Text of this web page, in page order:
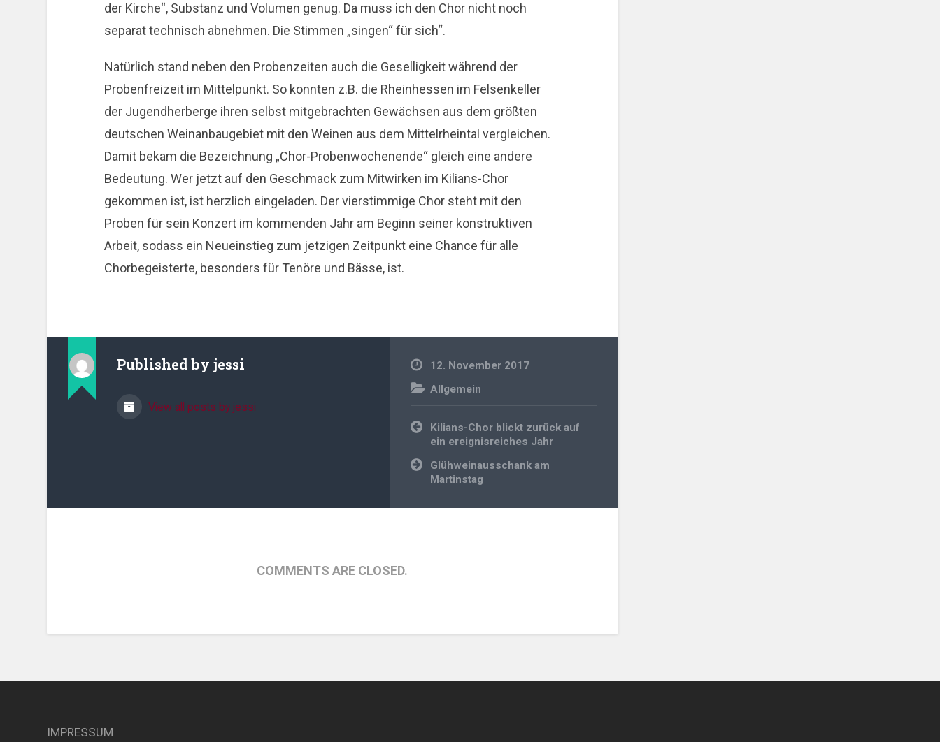
der Kirche“, Substanz und Volumen genug. Da muss ich den Chor nicht noch
separat technisch abnehmen. Die Stimmen „singen“ für sich“.
Natürlich stand neben den Probenzeiten auch die Geselligkeit während der
Probenfreizeit im Mittelpunkt. So konnten z.B. die Rheinhessen im Felsenkeller
der Jugendherberge ihren selbst mitgebrachten Gewächsen aus dem größten
deutschen Weinanbaugebiet mit den Weinen aus dem Mittelrheintal vergleichen.
Damit bekam die Bezeichnung „Chor-Probenwochenende“ gleich eine andere
Bedeutung. Wer jetzt auf den Geschmack zum Mitwirken im Kilians-Chor
gekommen ist, ist herzlich eingeladen. Der vierstimmige Chor steht mit den
Proben für sein Konzert im kommenden Jahr am Beginn seiner konstruktiven
Arbeit, sodass ein Neueinstieg zum jetzigen Zeitpunkt eine Chance für alle
Chorbegeisterte, besonders für Tenöre und Bässe, ist.
Published byjessi
View all posts by jessi
12. November 2017
Allgemein
Beitragsnavigation
Kilians-Chor blickt zurück auf
ein ereignisreiches Jahr
Glühweinausschank am
Martinstag
COMMENTS ARE CLOSED.
IMPRESSUM